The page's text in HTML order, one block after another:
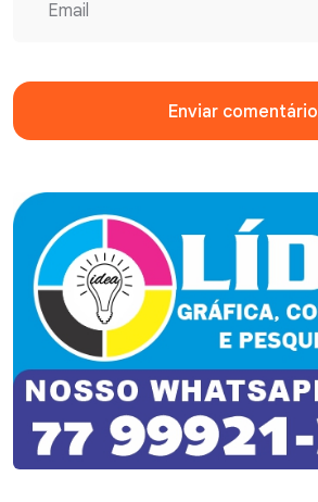
Enviar comentário